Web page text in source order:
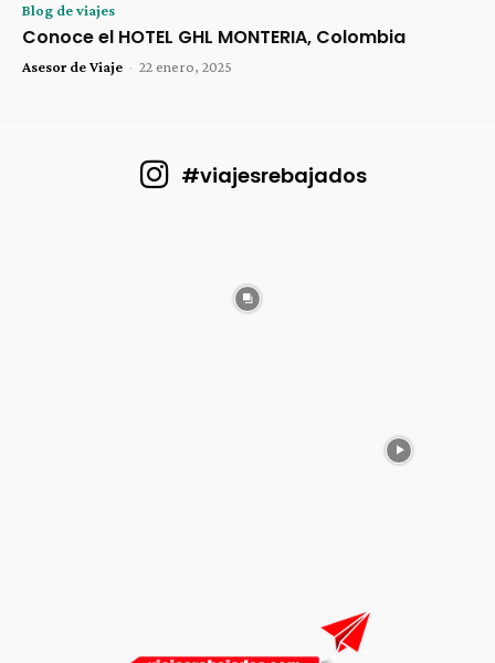
Blog de viajes
Conoce el HOTEL GHL MONTERIA, Colombia
Asesor de Viaje - 22 enero, 2025
#viajesrebajados